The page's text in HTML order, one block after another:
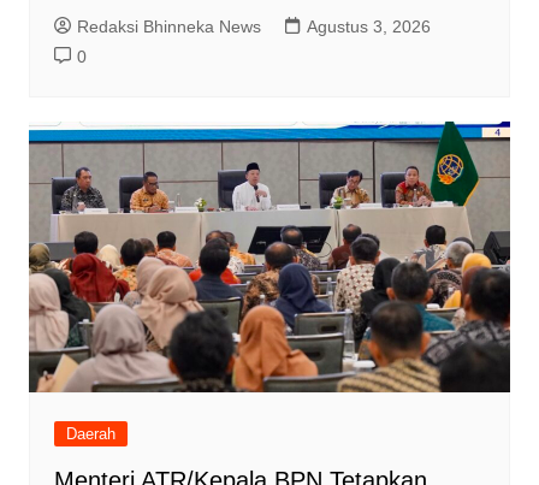
Redaksi Bhinneka News
Agustus 3, 2026
0
Daerah
Menteri ATR/Kepala BPN Tetapkan